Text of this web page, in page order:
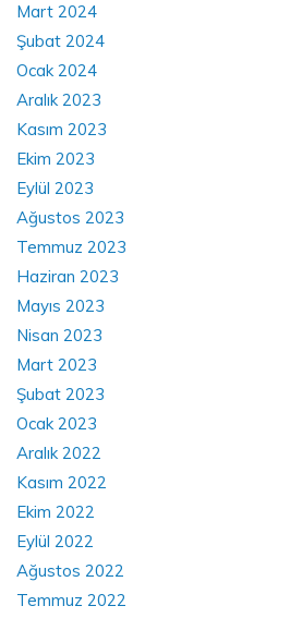
Mart 2024
Şubat 2024
Ocak 2024
Aralık 2023
Kasım 2023
Ekim 2023
Eylül 2023
Ağustos 2023
Temmuz 2023
Haziran 2023
Mayıs 2023
Nisan 2023
Mart 2023
Şubat 2023
Ocak 2023
Aralık 2022
Kasım 2022
Ekim 2022
Eylül 2022
Ağustos 2022
Temmuz 2022